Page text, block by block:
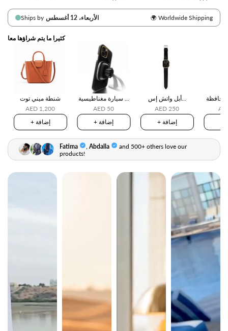
كثيرا ما يتم شراؤها معا
شنطة ميني توت
AED 1,200
+ إضافة
AED 50
+ إضافة
أبل واتش إس...
AED 250
+ إضافة